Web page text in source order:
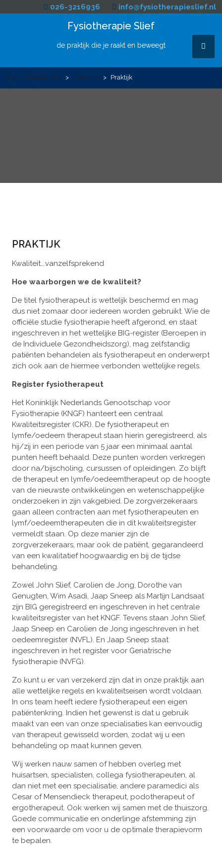
to
026-3216936 info@fysiotherapieslief.nl
Fysiotherapie Slief
de praktijk die je raakt en beweegt
Fysiotherapie Slief > Over ons > Praktijk
PRAKTIJK
Kwaliteit….vanzelfsprekend
Hoe waarborgen we de kwaliteit?
De titel fysiotherapeut is wettelijk beschermd en mag
dus niet zomaar door iedereen worden gebruikt. Wie de
officiële studie fysiotherapie heeft afgerond, en staat
ingeschreven in het wettelijke BIG-register (Beroepen in
de Individuele Gezondheidszorg), mag zelfstandig
patiënten behandelen als fysiotherapeut en onderwerpt
zich ook aan de hiermee verbonden wettelijke regels.
Register fysiotherapeut
Het Koninklijk Nederlands Genootschap voor
Fysiotherapie (KNGF) hanteert een centraal
Kwaliteitsregister (CKR). De fysiotherapeut en
lymfe/oedeem therapeut staan hierin geregistreerd, als
hij/zij in een periode van 5 jaar een minimaal aantal
punten heeft behaald. Deze punten worden verkregen
door na/bijscholing, cursussen of opleidingen. Zo blijft
de therapeut en lymfe/oedeemtherapeut op de hoogte
van de nieuwste ontwikkelingen en wetenschappelijke
onderzoeken in zijn vakgebied. De zorgverzekeraars
gaan alleen contracten aan met fysiotherapeuten en
lymf/oedeemtherapeuten die in dit kwaliteitsregister
vermeldt staan. Op deze manier zijn de
zorgverzekeraars, maar ook de patiënt, gegarandeerd
van een kwalitatief hoogwaardig en bij de tijdse
behandeling.
Zowel John Slief, Carolien de Jong, Dorothe van
Genugten, Wim Asadi, Jaap Sneep als Martijn Landsaat
zijn BIG geregistreerd en ingeschreven in het centrale
kwaliteitsregister van het KNGF. Tevens staan John Slief,
Jaap Sneep en Carolien de Jong ingeschreven in het
oedeemregister (NVFL). En Jaap Sneep staat
ingeschreven in het register voor Geriatrische
fysiotherapie (NVFG).
Zo kunt u er van verzekerd zijn dat in onze praktijk aan
alle wettelijke regels en kwaliteitseisen wordt voldaan.
In ons team heeft iedere fysiotherapeut een eigen
patiëntenkring. Indien het gewenst is dat u gebruik
maakt van een van onze specialisaties kan eenvoudig
van therapeut gewisseld worden, zodat wij u een
behandeling op maat kunnen geven.
Wij werken nauw samen of hebben overleg met
huisartsen, specialisten, collega fysiotherapeuten, al
dan niet met een specialisatie, andere paramedici als
Cesar of Mensendieck therapeut, podotherapeut of
ergotherapeut. Ook werken wij samen met de thuiszorg.
Goede communicatie en onderlinge afstemming zijn
een voorwaarde om voor u de optimale therapievorm
te bepalen.